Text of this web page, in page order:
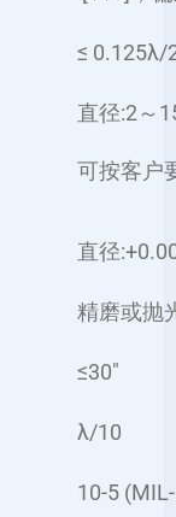
≤ 0.125λ/
直径:2～
可按客户
直径
精磨或抛
≤30″
λ/10
10-5